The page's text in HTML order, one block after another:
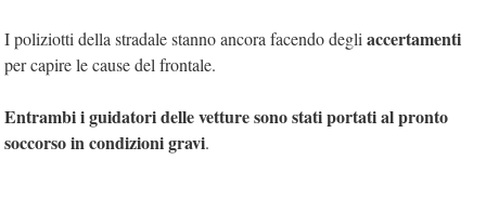
I poliziotti della stradale stanno ancora facendo degli accertamenti
per capire le cause del frontale.
Entrambi i guidatori delle vetture sono stati portati al pronto
soccorso in condizioni gravi.